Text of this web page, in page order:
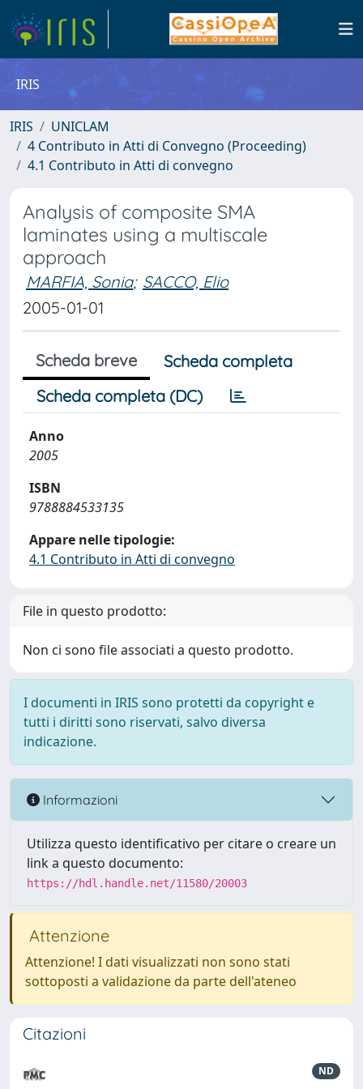
IRIS
IRIS
UNICLAM
4 Contributo in Atti di Convegno (Proceeding)
4.1 Contributo in Atti di convegno
Analysis of composite SMA
laminates using a multiscale
approach
MARFIA, Sonia; SACCO, Elio
2005-01-01
Scheda breve
Scheda completa
Scheda completa (DC)
Anno
2005
ISBN
9788884533135
Appare nelle tipologie:
4.1 Contributo in Atti di convegno
File in questo prodotto:
Non ci sono file associati a questo prodotto.
I documenti in IRIS sono protetti da copyright e
tutti i diritti sono riservati, salvo diversa
indicazione.
Informazioni
Utilizza questo identificativo per citare o creare un
link a questo documento:
https://hdl.handle.net/11580/20003
Attenzione
Attenzione! I dati visualizzati non sono stati
sottoposti a validazione da parte dell'ateneo
Citazioni
ND